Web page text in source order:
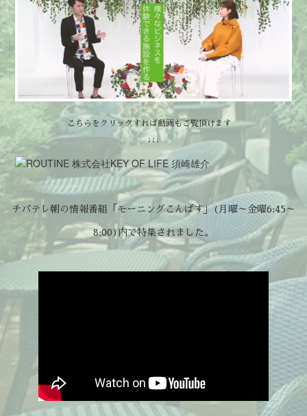
こちらをクリックすれば動画もご覧頂けます
↓↓↓
チバテレ朝の情報番組「モーニングこんぱす」(月曜～金曜6:45～
8:00)内で特集されました。